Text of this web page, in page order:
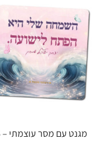
מגנט עם מסר עוצמתי – 5